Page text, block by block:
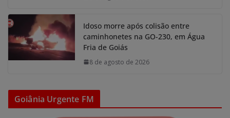
Idoso morre após colisão entre
caminhonetes na GO-230, em Água
Fria de Goiás
8 de agosto de 2026
Goiânia Urgente FM